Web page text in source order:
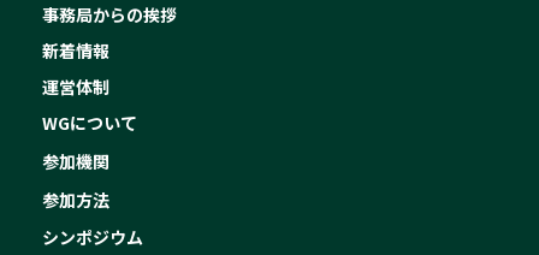
事務局からの挨拶
新着情報
運営体制
WGについて
参加機関
参加方法
シンポジウム